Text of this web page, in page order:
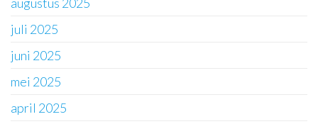
juli 2025
juni 2025
mei 2025
april 2025